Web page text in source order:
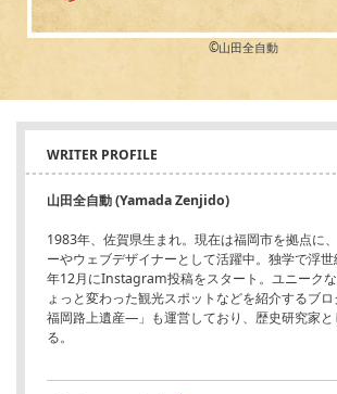
©︎山田全自動
WRITER PROFILE
山田全自動 (Yamada Zenjido)
1983年、佐賀県生まれ。現在は福岡市を拠点に
ーやウェブデザイナーとして活躍中。独学で浮
年12月にInstagram投稿をスタート。ユニーク
ょっと変わった観光スポットなどを紹介するブ
福岡路上遺産―」も運営しており、歴史研究家
る。